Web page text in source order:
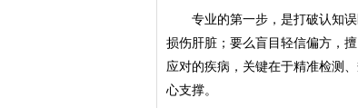
专业的第一步，是打破认知误
损伤肝脏；要么盲目轻信偏方，
应对的疾病，关键在于精准检测
心支撑。